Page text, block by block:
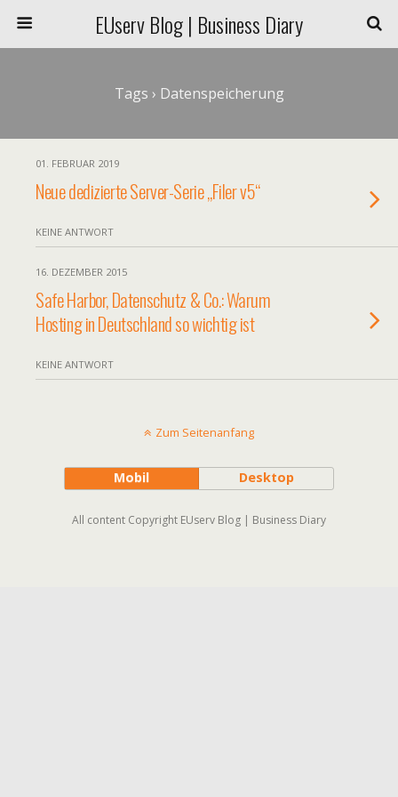
EUserv Blog | Business Diary
Tags › Datenspeicherung
01. FEBRUAR 2019
Neue dedizierte Server-Serie „Filer v5“
KEINE ANTWORT
16. DEZEMBER 2015
Safe Harbor, Datenschutz & Co.: Warum
Hosting in Deutschland so wichtig ist
KEINE ANTWORT
Zum Seitenanfang
Mobil Desktop
All content Copyright EUserv Blog | Business Diary